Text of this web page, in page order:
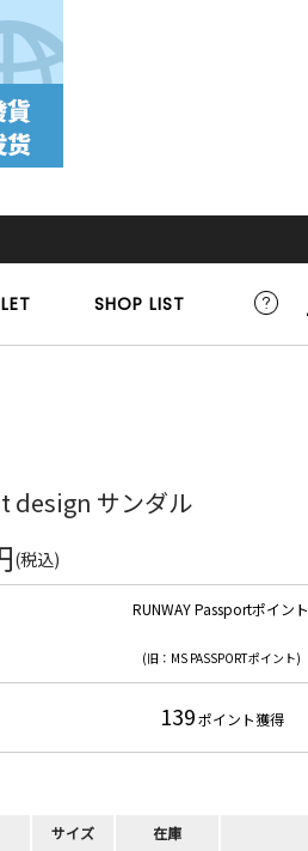
SHOP LIST
design サンダル
(税込)
RUNWAY Passportポイント
(旧：MS PASSPORTポイント)
139ポイント獲得
サイズ 在庫